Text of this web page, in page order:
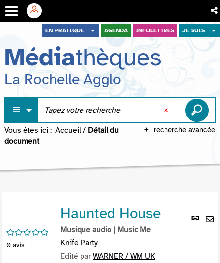
menu
contenu
recherche
EN PRATIQUE AGENDA INFOLETTRES JE SUIS
Médiathèques
La Rochelle Agglo
recherche avancée
Vous êtes ici : Accueil / Détail du
document
Lien
/5
0 avis
Haunted House
Musique audio | Music Me
Knife Party
Edité parWARNER / WM UK